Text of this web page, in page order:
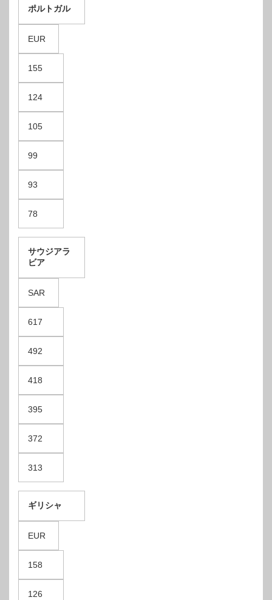
ポルトガル
EUR
155
124
105
99
93
78
サウジアラ
ビア
SAR
617
492
418
395
372
313
ギリシャ
EUR
158
126